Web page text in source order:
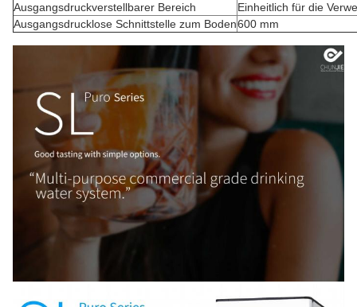
Ausgangsdruckverstellbarer Bereich
Einheitlich für die
Ausgangsdrucklose Schnittstelle zum Boden600 mm